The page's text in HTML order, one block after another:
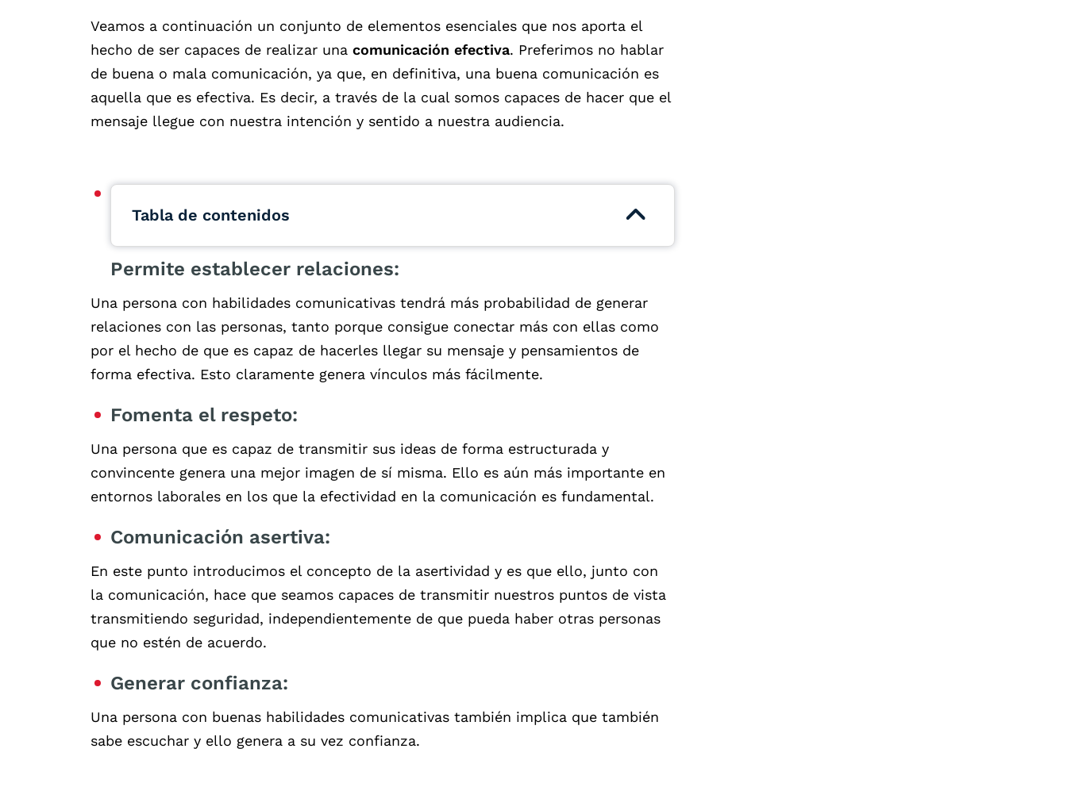
Veamos a continuación un conjunto de elementos esenciales que nos aporta el
hecho de ser capaces de realizar una comunicación efectiva. Preferimos no hablar
de buena o mala comunicación, ya que, en definitiva, una buena comunicación es
aquella que es efectiva. Es decir, a través de la cual somos capaces de hacer que el
mensaje llegue con nuestra intención y sentido a nuestra audiencia.
Tabla de contenidos
Permite establecer relaciones:
Una persona con habilidades comunicativas tendrá más probabilidad de generar
relaciones con las personas, tanto porque consigue conectar más con ellas como
por el hecho de que es capaz de hacerles llegar su mensaje y pensamientos de
forma efectiva. Esto claramente genera vínculos más fácilmente.
Fomenta el respeto:
Una persona que es capaz de transmitir sus ideas de forma estructurada y
convincente genera una mejor imagen de sí misma. Ello es aún más importante en
entornos laborales en los que la efectividad en la comunicación es fundamental.
Comunicación asertiva:
En este punto introducimos el concepto de la asertividad y es que ello, junto con
la comunicación, hace que seamos capaces de transmitir nuestros puntos de vista
transmitiendo seguridad, independientemente de que pueda haber otras personas
que no estén de acuerdo.
Generar confianza:
Una persona con buenas habilidades comunicativas también implica que también
sabe escuchar y ello genera a su vez confianza.